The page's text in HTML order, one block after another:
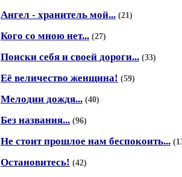
Ангел - хранитель мой... (21)
Кого со мною нет... (27)
Поиски себя и своей дороги... (33)
Её величество женщина! (59)
Мелодии дождя... (40)
Без названия... (96)
Не стоит прошлое нам беспокоить...
Остановитесь! (42)